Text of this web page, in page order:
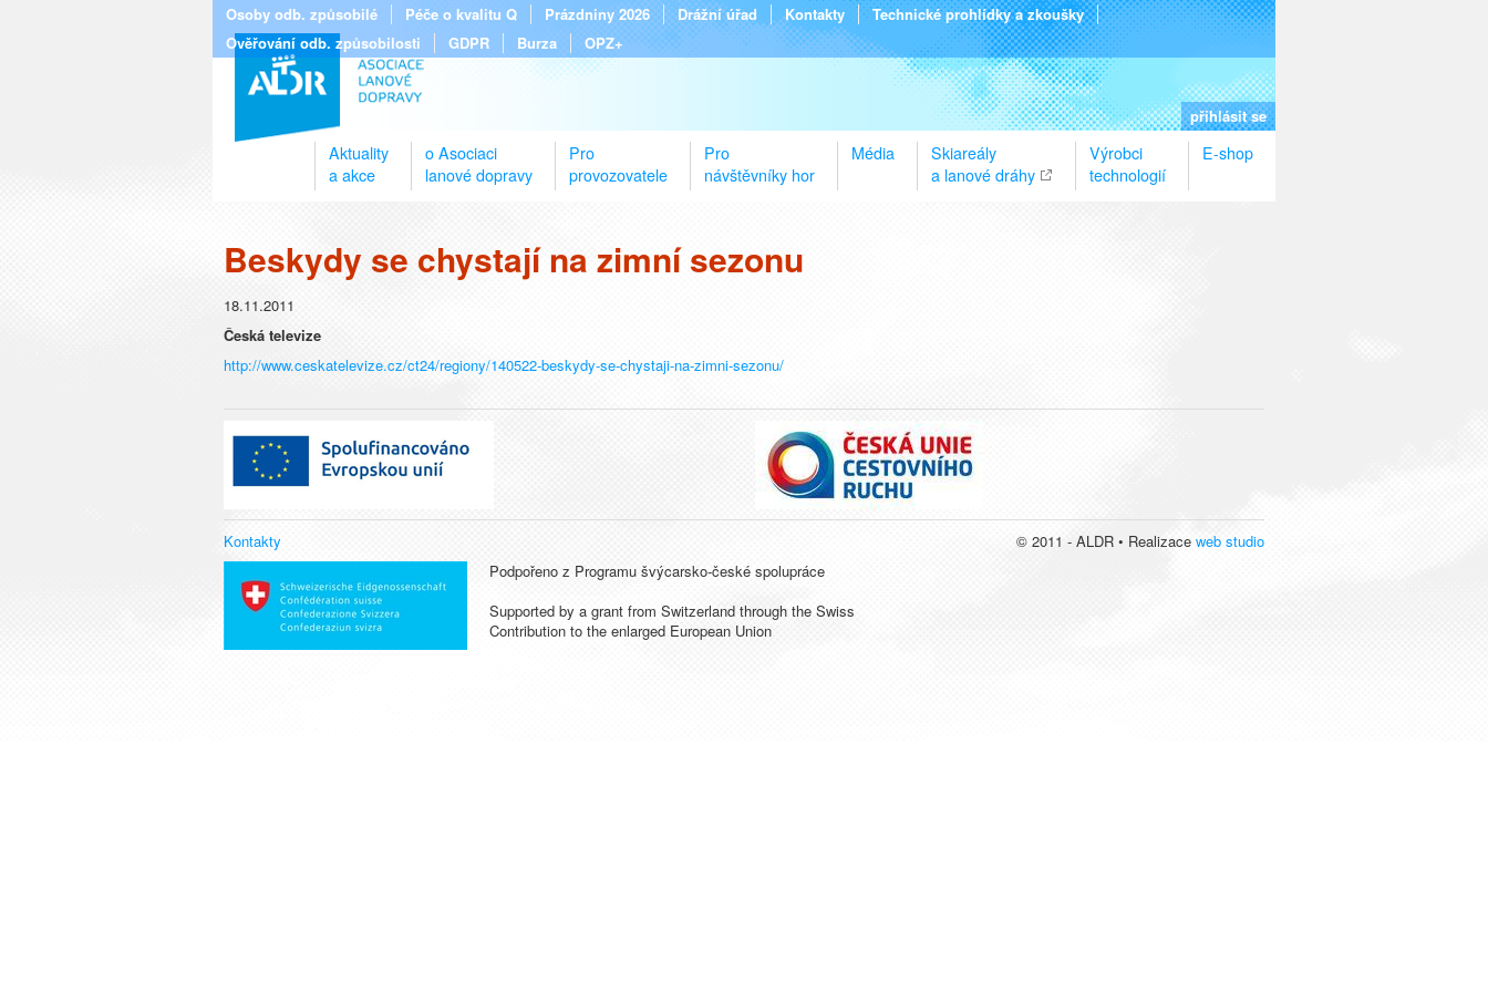
Osoby odb. způsobilé Péče o kvalitu Q Prázdniny 2026 Drážní úřad Kontakty
Technické prohlídky a zkoušky
Ověřování odb. způsobilosti
GDPR Burza OPZ+
přihlásit se
Aktuality
a akce
o Asociaci
lanové dopravy
Pro
provozovatele
Pro
návštěvníky hor
Média
Skiareály
a lanové dráhy
Výrobci
technologií
E-shop
Beskydy se chystají na zimní sezonu
18.11.2011
Česká televize
http://www.ceskatelevize.cz/ct24/regiony/140522-beskydy-se-chystaji-na-zimni-sezonu/
Kontakty © 2011 - ALDR • Realizace web studio
Podpořeno z Programu švýcarsko-české spolupráce
Supported by a grant from Switzerland through the Swiss
Contribution to the enlarged European Union